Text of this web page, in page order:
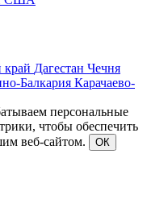
край Дагестан Чечня
Балкария Карачаево-
персональные
чтобы обеспечить
веб-сайтом.
ОК